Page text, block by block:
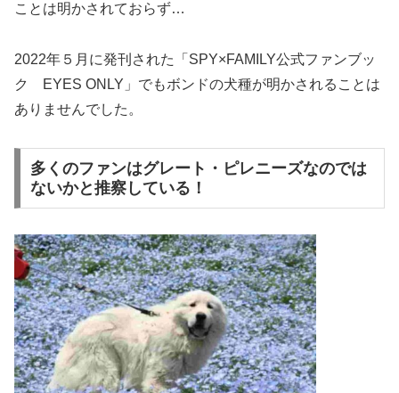
ことは明かされておらず…
2022年５月に発刊された「SPY×FAMILY公式ファンブッ
ク EYES ONLY」でもボンドの犬種が明かされることは
ありませんでした。
多くのファンはグレート・ピレニーズなのでは
ないかと推察している！